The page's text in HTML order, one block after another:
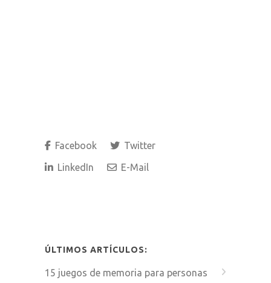
Facebook
Twitter
LinkedIn
E-Mail
ÚLTIMOS ARTÍCULOS:
15 juegos de memoria para personas